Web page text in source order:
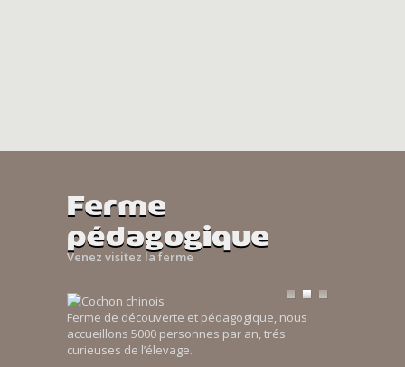
Ferme
pédagogique
Venez visitez la ferme
Ferme de découverte et pédagogique, nous
accueillons 5000 personnes par an, trés
curieuses de l’élevage.